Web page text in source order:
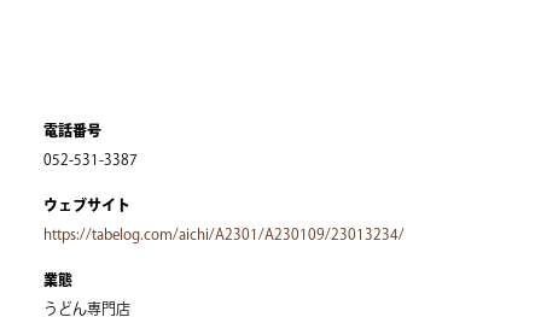
電話番号
052-531-3387
ウェブサイト
https://tabelog.com/aichi/A2301/A230109/23013234/
業態
うどん専門店